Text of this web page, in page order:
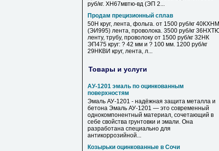
руб/кг. ХН67мвтю-вд (ЭП 2...
Продам прецизионный сплав
50Н круг, лента, фольга. от 1500 руб/кг 40КХНМ
(ЭИ995) лента, проволока. 3500 руб/кг
ленту, трубу, проволоку от 1500 руб/кг 32НК
ЭП475 круг: ? 42 мм и ? 100 мм. 1200 руб/кг
29НКВИ круг, лента, л...
Товары и услуги
АУ-1201 эмаль по оцинкованным
поверхностям
Эмаль АУ-1201 - надёжная защита металла и
бетона Эмаль АУ-1201 — это современный
однокомпонентный материал, сочетающий в
себе свойства грунтовки и эмали. Она
разработана специально для
антикоррозийной...
Козырьки оцинкованные в Сочи